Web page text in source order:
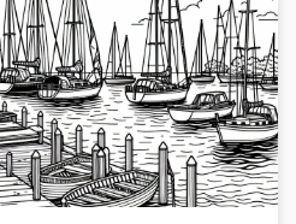
Yelkenli botlar limanda
ahşap iskeleye yanaşmış -
Ücretsiz boyama sayfası
Bu ücretsiz boyama sayfası ile bir
limanın huzurlu atmosferini
yaşayın. Şimdi indirin ve boyamaya
başlayın!...